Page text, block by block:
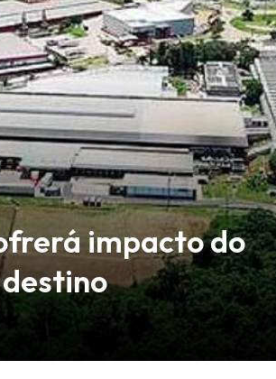
impacto do